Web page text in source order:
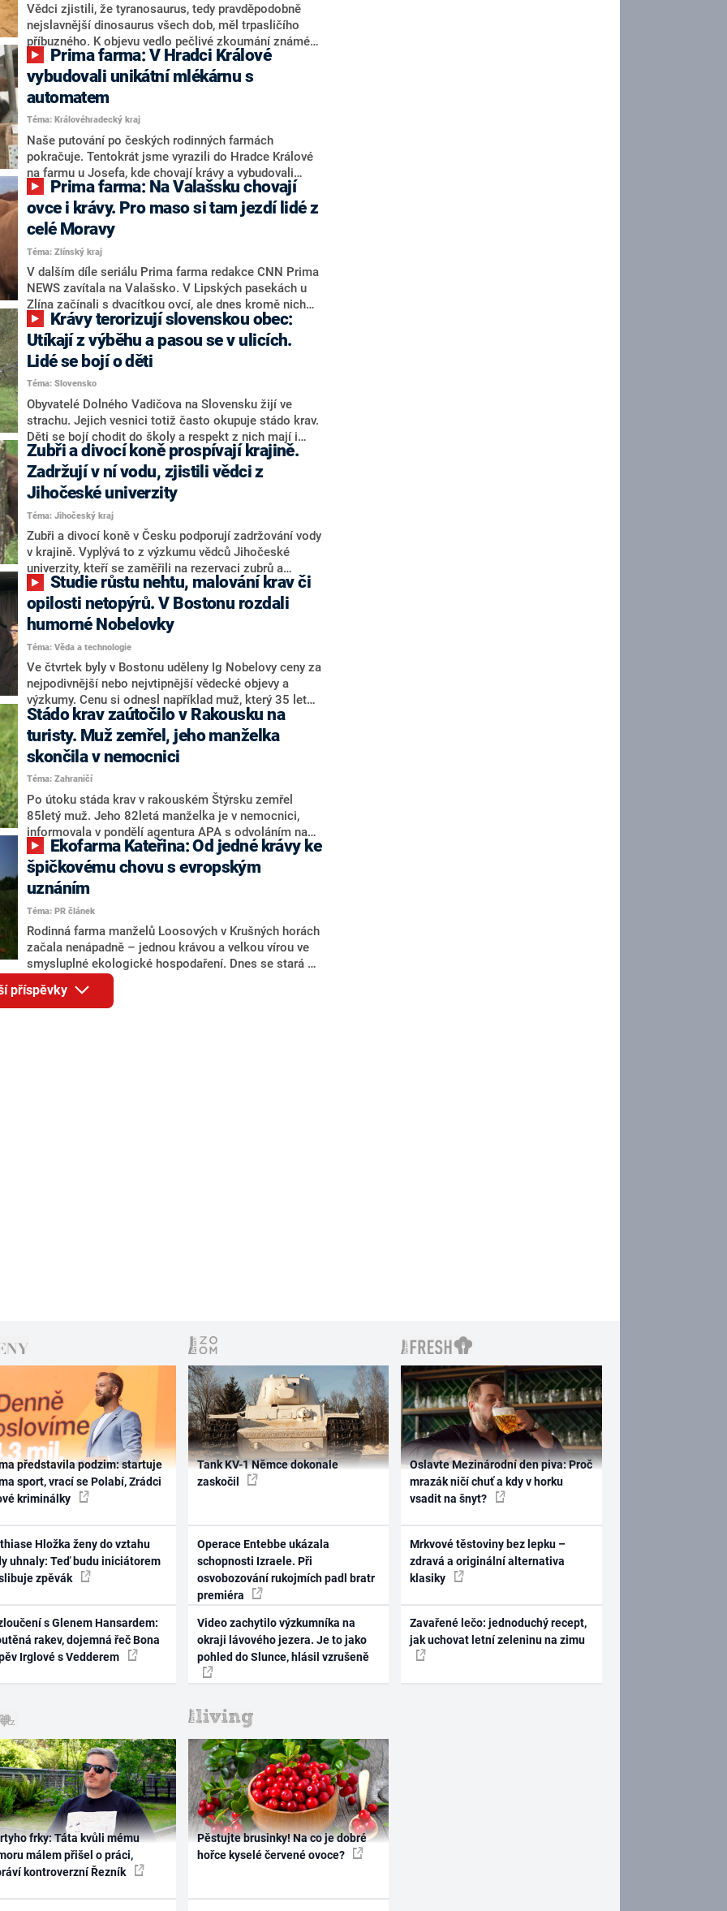
Vědci zjistili, že tyranosaurus, tedy pravděpodobně
nejslavnější dinosaurus všech dob, měl trpasličího
příbuzného. K objevu vedlo pečlivé zkoumání známé
fosilie „Bojující dinosauři“, která skrývá promíchané
kosti býložravého triceratopse a jakéhosi predátora.
Paleontologové měli dlouho za to, že oním dravcem
byl mladý tyranosaurus. Podle studie, která nedávno
vyšla v prestižním vědeckém časopise Nature, však
zřejmě šlo o jeho zakrslého bratrance s latinským
názvem Nanotyrannus lancensis, který nebyl těžší než
přerostlá kráva.
vybudovali unikátní mlékárnu s
automatem
Téma: Královéhradecký kraj
Naše putování po českých rodinných farmách
pokračuje. Tentokrát jsme vyrazili do Hradce Králové
na farmu u Josefa, kde chovají krávy a vybudovali
vlastní mlékárnu. Zákazníci si její výrobky nemohou
vynachválit.
ovce i krávy. Pro maso si tam jezdí lidé z
celé Moravy
Téma: Zlínský kraj
V dalším díle seriálu Prima farma redakce CNN Prima
NEWS zavítala na Valašsko. V Lipských pasekách u
Zlína začínali s dvacítkou ovcí, ale dnes kromě nich
chovají i stovky kusů skotu. Pro hovězí maso z místní
biofarmy si jezdí lidé z celé Moravy.
Utíkají z výběhu a pasou se v ulicích.
Lidé se bojí o děti
Téma: Slovensko
Obyvatelé Dolného Vadičova na Slovensku žijí ve
strachu. Jejich vesnici totiž často okupuje stádo krav.
Děti se bojí chodit do školy a respekt z nich mají i
dospělí. Chovatel zvířat se ale brání. Ohradník pro
krávy mu prý ničí lesní zvěř.
Zubři a divocí koně prospívají krajině.
Zadržují v ní vodu, zjistili vědci z
Jihočeské univerzity
Téma: Jihočeský kraj
Zubři a divocí koně v Česku podporují zadržování vody
v krajině. Vyplývá to z výzkumu vědců Jihočeské
univerzity, kteří se zaměřili na rezervaci zubrů a
divokých koní ve středočeských Milovicích. O
výzkumu informovala organizace Česká krajina.
opilosti netopýrů. V Bostonu rozdali
humorné Nobelovky
Téma: Věda a technologie
Ve čtvrtek byly v Bostonu uděleny Ig Nobelovy ceny za
nejpodivnější nebo nejvtipnější vědecké objevy a
výzkumy. Cenu si odnesl například muž, který 35 let
zaznamenával růst svého nehtu, nebo výzkumníci z
Japonska, kteří zkoumali, zda krávy pomalované
černobílými pruhy budou odhánět mouchy.
Stádo krav zaútočilo v Rakousku na
turisty. Muž zemřel, jeho manželka
skončila v nemocnici
Téma: Zahraničí
Po útoku stáda krav v rakouském Štýrsku zemřel
85letý muž. Jeho 82letá manželka je v nemocnici,
informovala v pondělí agentura APA s odvoláním na
policii. Ta nyní vyšetřuje, zda byl útok příčinou jeho
smrti.
špičkovému chovu s evropským
uznáním
Téma: PR článek
Rodinná farma manželů Loosových v Krušných horách
začala nenápadně – jednou krávou a velkou vírou ve
smysluplné ekologické hospodaření. Dnes se stará o
stádo čítající až 150 kusů plemen Limousin a Salers,
které se od jara do podzimu volně pasou na
pastvinách. I v zimě zůstávají zvířata ve volném
příspěvky
představila podzim: startuje
sport, vrací se Polabí, Zrádci
kriminálky
Hložka ženy do vztahu
uhnaly: Teď budu iniciátorem
zpěvák
s Glenem Hansardem:
rakev, dojemná řeč Bona
Irglové s Vedderem
Tank KV-1 Němce dokonale
zaskočil
Operace Entebbe ukázala
schopnosti Izraele. Při
osvobozování rukojmích padl bratr
premiéra
Video zachytilo výzkumníka na
okraji lávového jezera. Je to jako
pohled do Slunce, hlásil vzrušeně
Oslavte Mezinárodní den piva: Proč
mrazák ničí chuť a kdy v horku
vsadit na šnyt?
Mrkvové těstoviny bez lepku –
zdravá a originální alternativa
klasiky
Zavařené lečo: jednoduchý recept,
jak uchovat letní zeleninu na zimu
frky: Táta kvůli mému
málem přišel o práci,
kontroverzní Řezník
Pěstujte brusinky! Na co je dobré
hořce kyselé červené ovoce?